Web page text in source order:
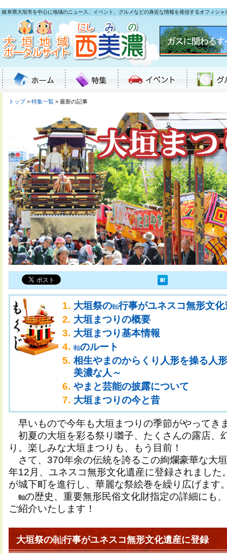
岐阜県大垣市を中心に地域のニュース、イベント、グルメなどの身近な情報を発信するオフィシャ
トップ> 特集一覧 > 最新の記事
大垣祭の
行事がユネスコ無形文
大垣まつりの概要
大垣まつり基本情報
のルート
相生やまのからくり人形を操る人
美濃な人～
やまと芸能の披露について
大垣まつりの今と昔
早いもので今年も大垣まつりの季節がやってき
初夏の大垣を彩る祭り囃子、たくさんの露店、
り。楽しみな大垣まつりも、もう目前！
さて、370年余の伝統を誇るこの絢爛豪華な大
年12月、ユネスコ無形文化遺産に登録されました
が城下町を進行し、華麗な祭絵巻を繰り広げます
の歴史、重要無形民俗文化財指定の詳細にも
ご紹介いたします！
大垣祭の 行事がユネスコ無形文化遺産に登録